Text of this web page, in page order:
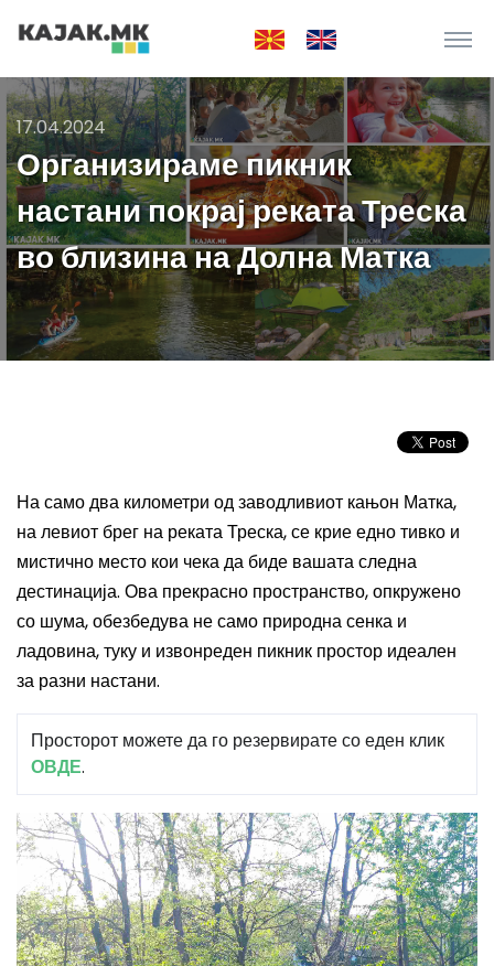
17.04.2024
Организираме пикник
настани покрај реката Треска
во близина на Долна Матка
На само два километри од заводливиот кањон Матка,
на левиот брег на реката Треска, се крие едно тивко и
мистично место кои чека да биде вашата следна
дестинација. Ова прекрасно пространство, опкружено
со шума, обезбедува не само природна сенка и
ладовина, туку и извонреден пикник простор идеален
за разни настани.
Просторот можете да го резервирате со еден клик
ОВДЕ.